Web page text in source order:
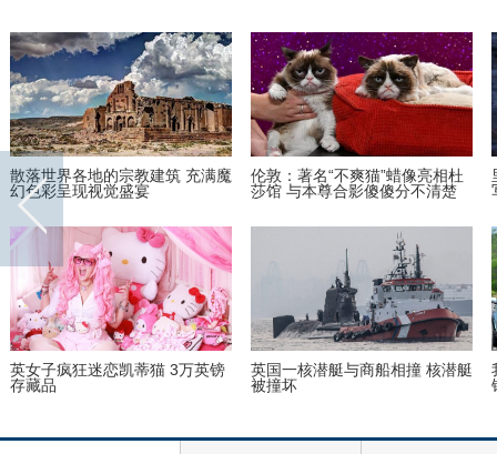
安迪上线！刘涛受邀出席巴黎时
装周酷帅启程
古装最美“眉心坠”造型，她艳压
贾静雯夺冠
首次披露与宋喆离婚内幕 杨慧：
宋喆和马蓉不是同学
美国迈阿密一机场出现巨型UFO